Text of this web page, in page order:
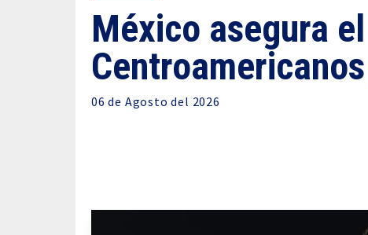
México asegura
06 de Agosto del 2026